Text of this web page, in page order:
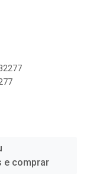
e comprar